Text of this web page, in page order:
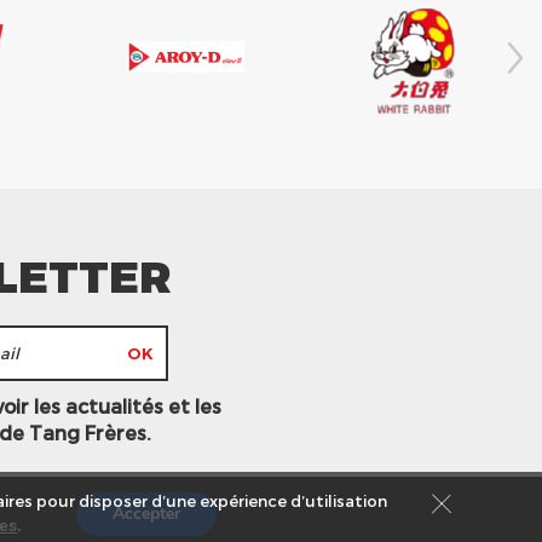
les actualités et les
Tang Frères.
légales
pour disposer d’une expérience d’utilisation
. Accepter